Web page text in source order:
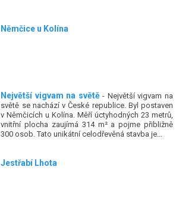
Němčice u Kolína
Největší vigvam na světě- Největší vigvam na
světě se nachází v České republice. Byl postaven
v Němčicích u Kolína. Měří úctyhodných 23 metrů,
vnitřní plocha zaujímá 314 m² a pojme přibližně
300 osob. Tato unikátní celodřevěná stavba je...
Jestřabí Lhota